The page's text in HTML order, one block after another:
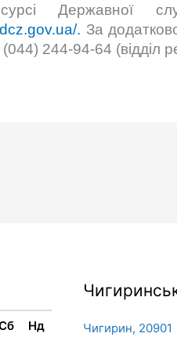
Державної
. За
244-94-64 (відділ
Нд
Чигирин, 20901